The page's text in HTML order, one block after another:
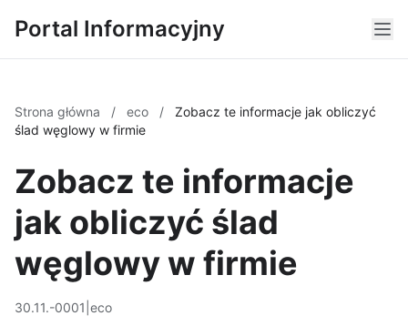
Portal Informacyjny
Strona główna / eco /
Zobacz te informacje jak obliczyć
ślad węglowy w firmie
Zobacz te informacje
jak obliczyć ślad
węglowy w firmie
30.11.-0001 eco